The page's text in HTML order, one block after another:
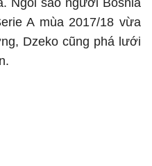
Ngôi sao người Bosnia
A mùa 2017/18 vừa
Dzeko cũng phá lưới